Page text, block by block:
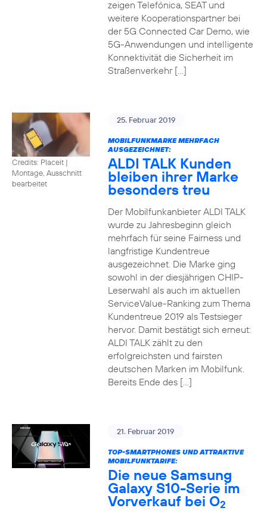
zeigen Telefónica, SEAT und
weitere Kooperationspartner bei
der 5G Connected Car Demo, wie
5G-Anwendungen und intelligente
Konnektivität die Sicherheit im
Straßenverkehr […]
Credits: Placeit |
Montage, Ausschnitt
bearbeitet
25. Februar 2019
MOBILFUNKMARKE MEHRFACH
AUSGEZEICHNET:
ALDI TALK Kunden
bleiben ihrer Marke
besonders treu
Der Mobilfunkanbieter ALDI TALK
wurde zu Jahresbeginn gleich
mehrfach für seine Fairness und
langfristige Kundentreue
ausgezeichnet. Die Marke ging
sowohl in der diesjährigen CHIP-
Leserwahl als auch im aktuellen
ServiceValue-Ranking zum Thema
Kundentreue 2019 als Testsieger
hervor. Damit bestätigt sich erneut:
ALDI TALK zählt zu den
erfolgreichsten und fairsten
deutschen Marken im Mobilfunk.
Bereits Ende des […]
21. Februar 2019
TOP-SMARTPHONES UND ATTRAKTIVE
MOBILFUNKTARIFE:
Die neue Samsung
Galaxy S10-Serie im
Vorverkauf bei O2